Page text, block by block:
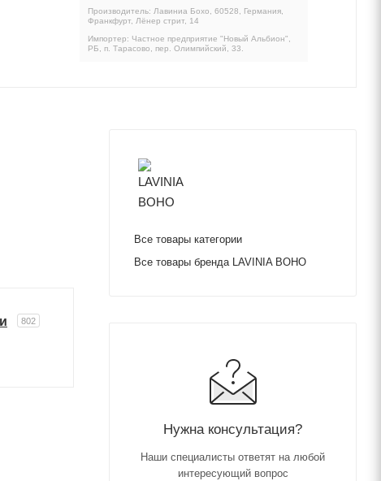
Производитель: Лавиниа Бохо, 60528, Германия,
Франкфурт, Лёнер стрит, 14
Импортер: Частное предприятие "Новый Альбион",
РБ, п. Тарасово, пер. Олимпийский, 33.
802
Все товары категории
Все товары бренда LAVINIA BOHO
Нужна консультация?
Наши специалисты ответят на любой
интересующий вопрос